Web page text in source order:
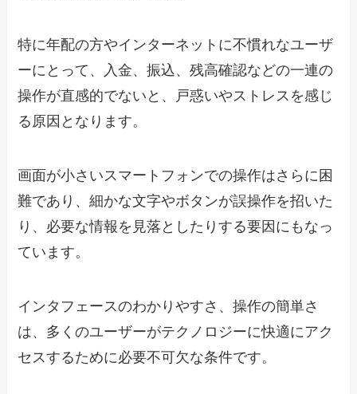
特に年配の方やインターネットに不慣れなユーザ
ーにとって、入金、振込、残高確認などの一連の
操作が直感的でないと、戸惑いやストレスを感じ
る原因となります。
画面が小さいスマートフォンでの操作はさらに困
難であり、細かな文字やボタンが誤操作を招いた
り、必要な情報を見落としたりする要因にもなっ
ています。
インタフェースのわかりやすさ、操作の簡単さ
は、多くのユーザーがテクノロジーに快適にアク
セスするために必要不可欠な条件です。